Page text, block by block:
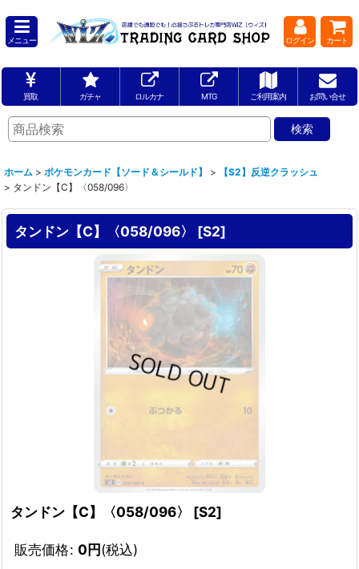
メニュー ログイン カート
買取 ガチャ ロルカナ MTG ご利用案内 お問い合せ
ホーム > ポケモンカード【ソード＆シールド】 >
【S2】反逆クラッシュ
> タンドン【C】〈058/096〉
タンドン【C】〈058/096〉 [S2]
タンドン【C】〈058/096〉 [S2]
販売価格: 0円(税込)